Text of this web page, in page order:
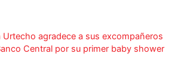
Urtecho agradece a sus excompañeros
Central por su primer baby shower